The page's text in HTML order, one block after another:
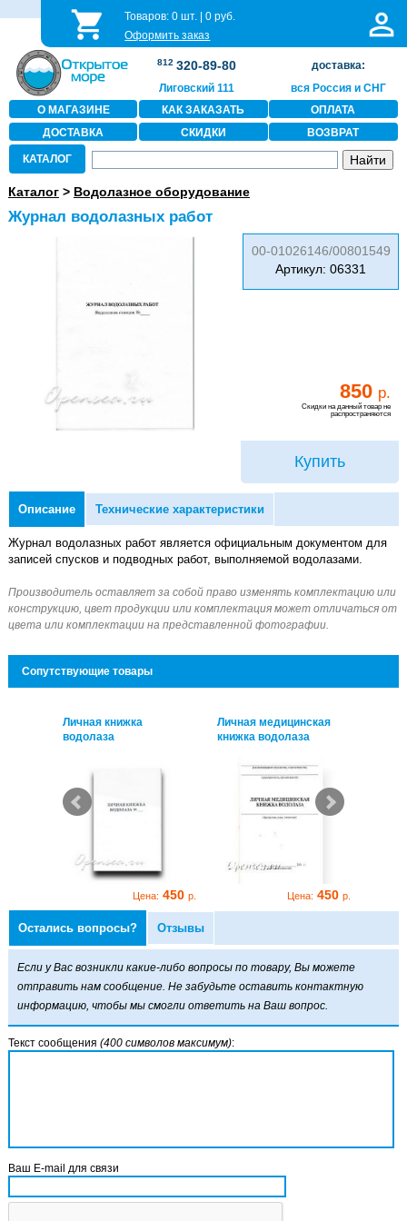
Товаров:0 шт. |0 руб.
Оформить заказ
812 320-89-80
Лиговский 111
доставка:
вся Россия и СНГ
О МАГАЗИНЕ
КАК ЗАКАЗАТЬ
ОПЛАТА
ДОСТАВКА
СКИДКИ ВОЗВРАТ
КАТАЛОГ
Каталог> Водолазное оборудование
Журнал водолазных работ
00-01026146/00801549
Артикул: 06331
850 р.
Скидки на данный товар не
распространяются
Купить
Описание Технические характеристики
Журнал водолазных работ является официальным документом для
записей спусков и подводных работ, выполняемой водолазами.
Сопутствующие товары
Личная книжка
водолаза
Цена: 450 р.
Личная медицинская
книжка водолаза
Цена: 450 р.
Остались вопросы? Отзывы
Если у Вас возникли какие-либо вопросы по товару, Вы можете
отправить нам сообщение. Не забудьте оставить контактную
информацию, чтобы мы смогли ответить на Ваш вопрос.
Текст сообщения (400 символов максимум):
Ваш E-mail для связи